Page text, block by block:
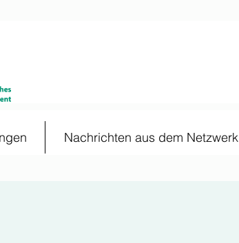
Nachrichten aus dem Netzwerk